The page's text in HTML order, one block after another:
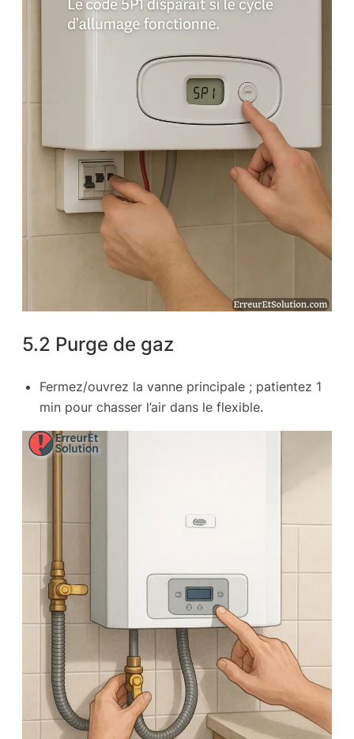
5.2 Purge de gaz
Fermez/ouvrez la vanne principale ; patientez 1
min pour chasser l’air dans le flexible.